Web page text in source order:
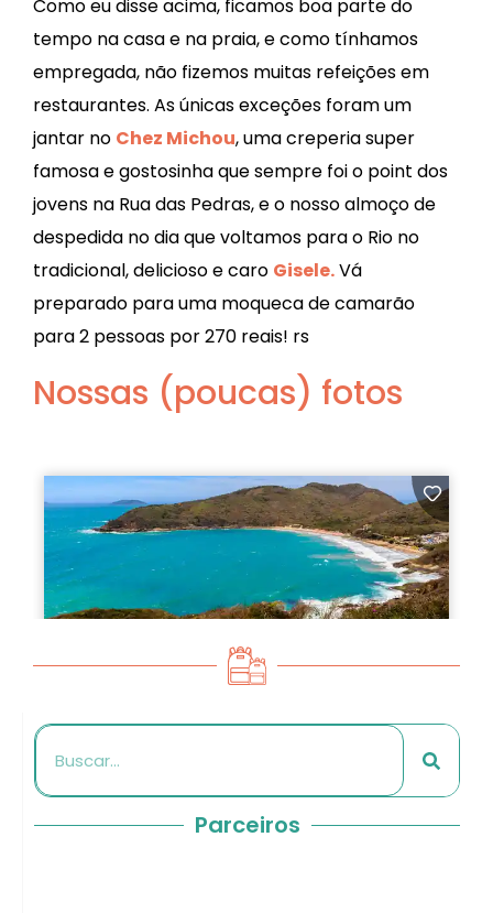
Como eu disse acima, ficamos boa parte do
tempo na casa e na praia, e como tínhamos
empregada, não fizemos muitas refeições em
restaurantes. As únicas exceções foram um
jantar no Chez Michou, uma creperia super
famosa e gostosinha que sempre foi o point dos
jovens na Rua das Pedras, e o nosso almoço de
despedida no dia que voltamos para o Rio no
tradicional, delicioso e caro Gisele.Vá
preparado para uma moqueca de camarão
para 2 pessoas por 270 reais! rs
Nossas (poucas) fotos
Parceiros